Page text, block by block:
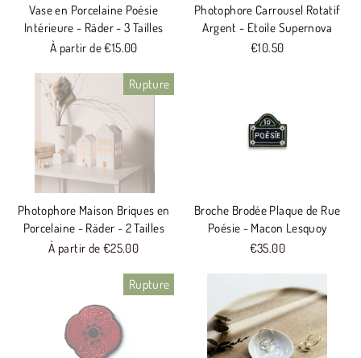
Vase en Porcelaine Poésie
Intérieure - Räder - 3 Tailles
À partir de €15.00
Photophore Carrousel Rotatif
Argent - Etoile Supernova
€10.50
Rupture
Photophore Maison Briques en
Porcelaine - Räder - 2 Tailles
À partir de €25.00
Broche Brodée Plaque de Rue
Poésie - Macon Lesquoy
€35.00
Rupture